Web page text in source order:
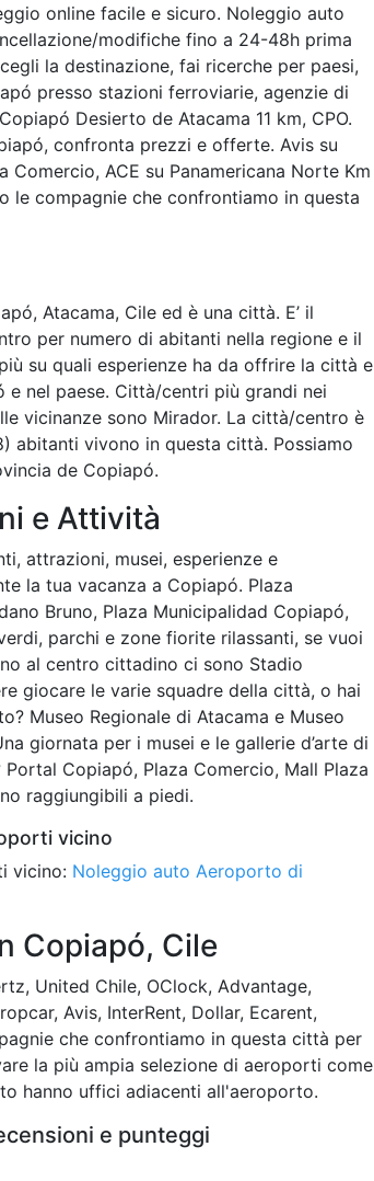
online facile e sicuro. Noleggio auto
modifiche fino a 24-48h prima
la destinazione, fai ricerche per paesi,
presso stazioni ferroviarie, agenzie di
Desierto de Atacama 11 km, CPO.
confronta prezzi e offerte. Avis su
Comercio, ACE su Panamericana Norte Km
le compagnie che confrontiamo in questa
Atacama, Cile ed è una città. E’ il
per numero di abitanti nella regione e il
su quali esperienze ha da offrire la città e
nel paese. Città/centri più grandi nei
vicinanze sono Mirador. La città/centro è
abitanti vivono in questa città. Possiamo
de Copiapó.
e Attività
attrazioni, musei, esperienze e
la tua vacanza a Copiapó. Plaza
Bruno, Plaza Municipalidad Copiapó,
parchi e zone fiorite rilassanti, se vuoi
al centro cittadino ci sono Stadio
giocare le varie squadre della città, o hai
Museo Regionale di Atacama e Museo
giornata per i musei e le gallerie d’arte di
Copiapó, Plaza Comercio, Mall Plaza
raggiungibili a piedi.
vicino
vicino: Noleggio auto Aeroporto di
Copiapó, Cile
United Chile, OClock, Advantage,
Avis, InterRent, Dollar, Ecarent,
che confrontiamo in questa città per
la più ampia selezione di aeroporti come
hanno uffici adiacenti all'aeroporto.
e punteggi